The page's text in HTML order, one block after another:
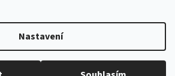
Nastavení
. Všechna práva vyhrazena.Upravit
Ano, chci se přihlásit
zpracování osobních údajů